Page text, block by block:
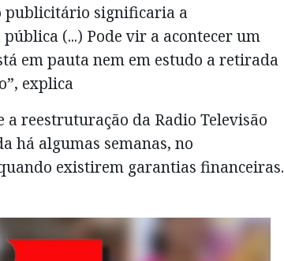
publicitário significaria a
(...) Pode vir a acontecer um
em pauta nem em estudo a retirada
explica
reestruturação da Radio Televisão
há algumas semanas, no
existirem garantias financeiras.